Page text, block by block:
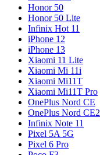
Honor 50
Honor 50 Lite
Infinix Hot 11
iPhone 12
iPhone 13
Xiaomi 11 Lite
Xiaomi Mi 11i
Xiaomi Mi11T
Xiaomi Mi11T Pro
OnePlus Nord CE
OnePlus Nord CE2
Infinix Note 11
Pixel 5A 5G
Pixel 6 Pro